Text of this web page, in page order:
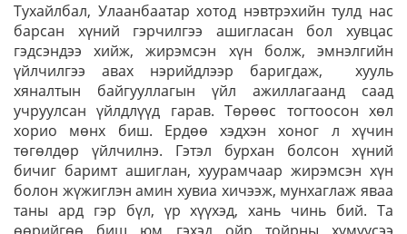
Тухайлбал, Улаанбаатар хотод нэвтрэхийн тулд нас
барсан хүний гэрчилгээ ашигласан бол хувцас
гэдсэндээ хийж, жирэмсэн хүн болж, эмнэлгийн
үйлчилгээ авах нэрийдлээр баригдаж, хууль
хяналтын байгууллагын үйл ажиллагаанд саад
учруулсан үйлдлүүд гарав. Төрөөс тогтоосон хөл
хорио мөнх биш. Ердөө хэдхэн хоног л хүчин
төгөлдөр үйлчилнэ. Гэтэл бурхан болсон хүний
бичиг баримт ашиглан, хуурамчаар жирэмсэн хүн
болон жүжиглэн амин хувиа хичээж, мунхаглаж яваа
таны ард гэр бүл, үр хүүхэд, хань чинь бий. Та